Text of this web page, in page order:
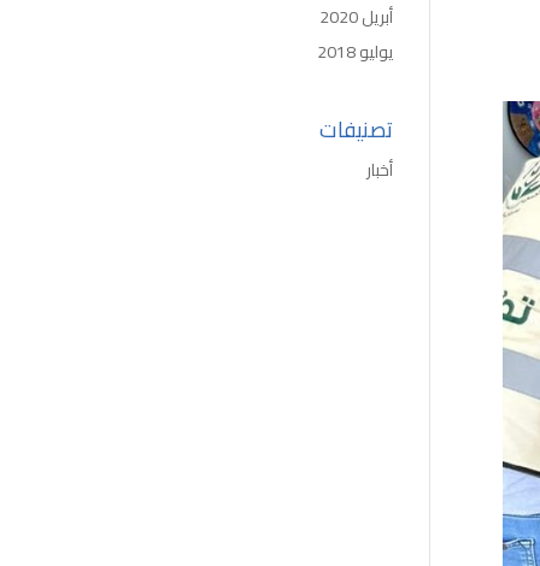
أبريل 2020
يوليو 2018
تصنيفات
أخبار